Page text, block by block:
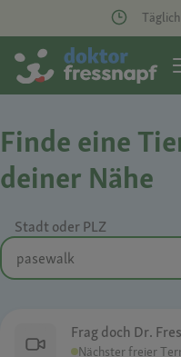
Finde eine
deiner Nähe
Stadt oder PLZ
Frag doch Dr.
Nächster freier